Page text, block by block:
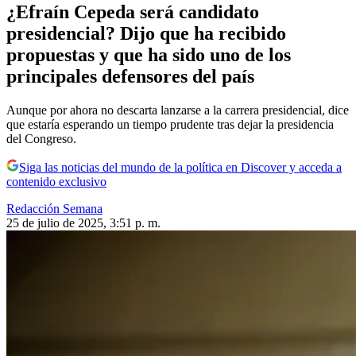
¿Efraín Cepeda será candidato
presidencial? Dijo que ha recibido
propuestas y que ha sido uno de los
principales defensores del país
Aunque por ahora no descarta lanzarse a la carrera presidencial, dice
que estaría esperando un tiempo prudente tras dejar la presidencia
del Congreso.
Siga las noticias del mundo de la política en Discover y acceda a
contenido exclusivo
Redacción Semana
25 de julio de 2025, 3:51 p. m.